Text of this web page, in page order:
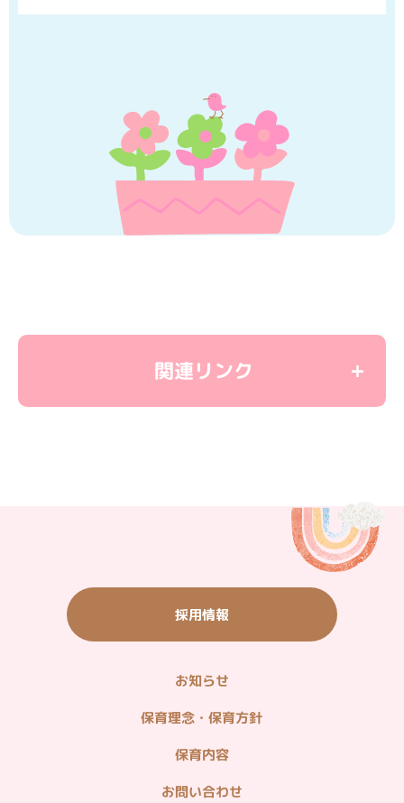
関連リンク
ご宿泊・ご飲食（ウィシュトンホテル）
タウン情報（グルメ・ショッピング他）
不動産情報（分譲・仲介・賃貸）
採用情報
お知らせ
保育理念・保育方針
保育内容
お問い合わせ